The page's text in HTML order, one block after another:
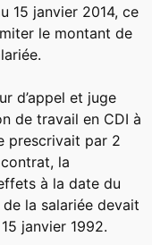
15 janvier 2014, ce
le montant de
d’appel et juge
de travail en CDI à
prescrivait par 2
la
à la date du
de la salariée devait
janvier 1992.